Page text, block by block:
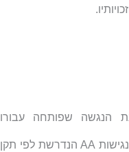
הנגשה שפותחה עבורו
AAהנדרשת לפי תקן